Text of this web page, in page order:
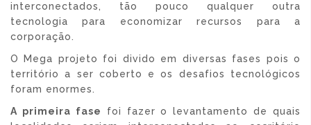
interconectados, tão pouco qualquer outra
tecnologia para economizar recursos para a
corporação.
O Mega projeto foi divido em diversas fases pois o
território a ser coberto e os desafios tecnológicos
foram enormes.
A primeira fase
foi fazer o levantamento de quais